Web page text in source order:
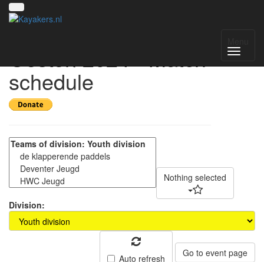
Oosten 2024 - Match
schedule
Nothing selected
Division:
Auto refresh Go to event page